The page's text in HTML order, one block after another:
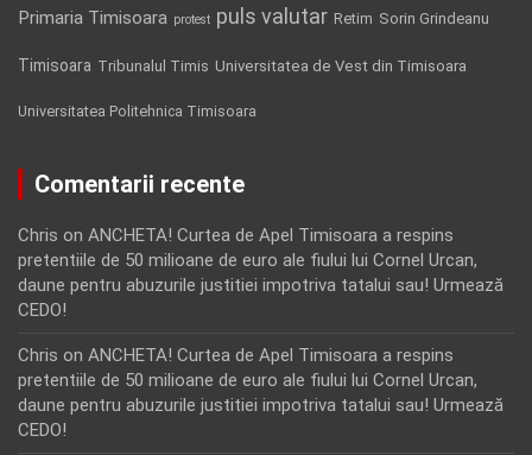
Primaria Timisoara protest puls valutar Retim Sorin Grindeanu
Timisoara Tribunalul Timis Universitatea de Vest din Timisoara
Universitatea Politehnica Timisoara
Comentarii recente
Chris on ANCHETA! Curtea de Apel Timisoara a respins
pretentiile de 50 milioane de euro ale fiului lui Cornel Urcan,
daune pentru abuzurile justitiei impotriva tatalui sau! Urmează
CEDO!
Chris on ANCHETA! Curtea de Apel Timisoara a respins
pretentiile de 50 milioane de euro ale fiului lui Cornel Urcan,
daune pentru abuzurile justitiei impotriva tatalui sau! Urmează
CEDO!